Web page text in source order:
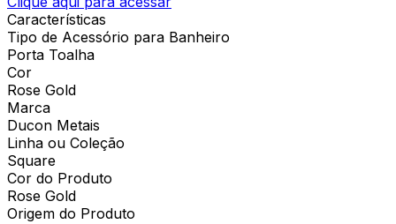
Características
Tipo de Acessório para Banheiro
Porta Toalha
Cor
Rose Gold
Marca
Ducon Metais
Linha ou Coleção
Square
Cor do Produto
Rose Gold
Origem do Produto